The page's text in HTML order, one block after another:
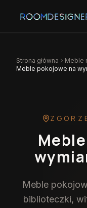
Strona główna Meble
Meble pokojowe na
Meble
biblioteczki,